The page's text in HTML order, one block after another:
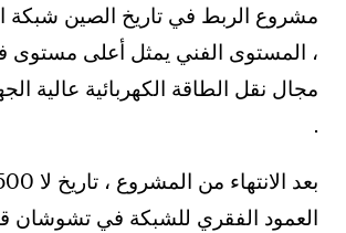
مشروع الربط في تاريخ الصين شبكة
، المستوى الفني يمثل أعلى مستوى
مجال نقل الطاقة الكهربائية عالية
.
العمود الفقري للشبكة في تشوشان